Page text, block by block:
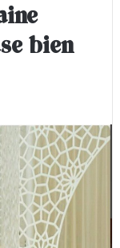
bien